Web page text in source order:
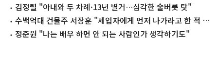
김정렬 "아내와 두 차례·13년 별거…심각한 술버릇 탓"
수백억대 건물주 서장훈 "세입자에게 먼저 나가라고 한 적 없
어"정준원 "나는 배우 하면 안 되는 사람인가 생각하기도"